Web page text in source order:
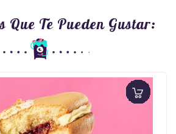
Que Te Pueden Gustar: